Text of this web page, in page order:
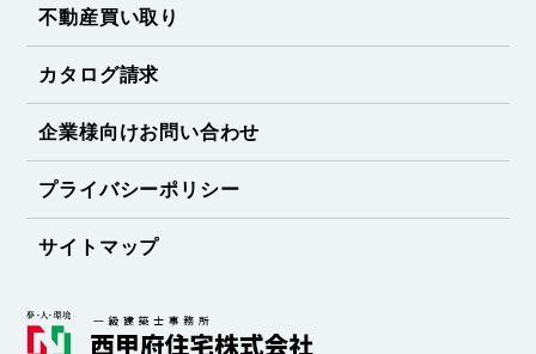
不動産買い取り
カタログ請求
企業様向けお問い合わせ
プライバシーポリシー
サイトマップ